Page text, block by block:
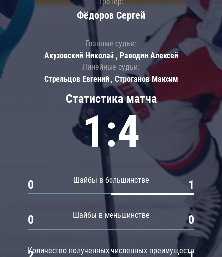
Статистика матча
1:4
Шайбы в большинстве
0 1
Шайбы в меньшинстве
0 0
Количество полученных численных преимуществ
Фёдоров Сергей
Главные судьи:
Акузовский Николай , Раводин Алексей
Линейные судьи:
Стрельцов Евгений , Строганов Максим